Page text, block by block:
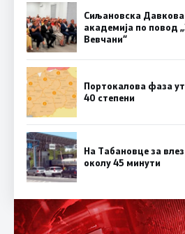
Сиљановска
академија по повод
Вевчани“
Портокалова фаза
40 степени
На Табановце за
околу 45 минути